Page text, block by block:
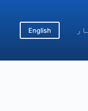
English